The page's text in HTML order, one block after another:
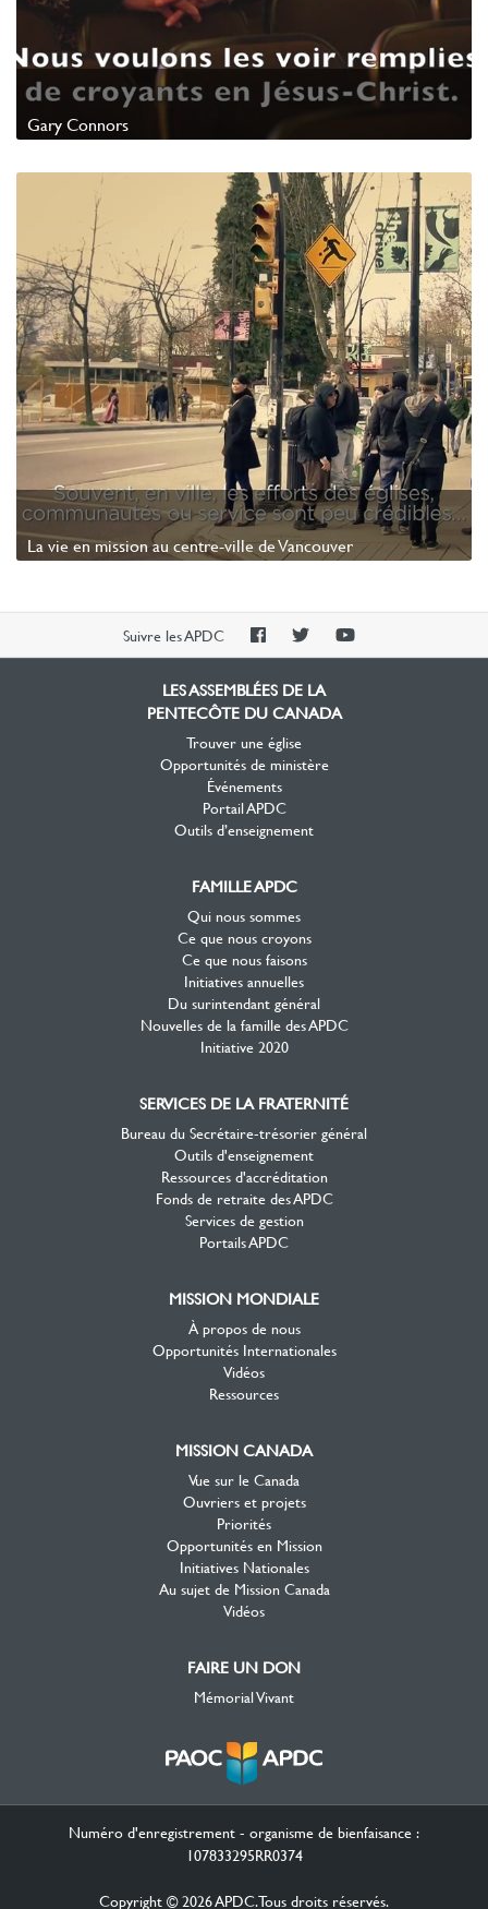
Gary Connors
La vie en mission au centre-ville de Vancouver
Suivre les APDC
PAOCPAOCPAOC
LES ASSEMBLÉES DE LA
PENTECÔTE DU CANADA
Trouver une église
Opportunités de ministère
Événements
Portail APDC
Outils d’enseignement
FAMILLE APDC
Qui nous sommes
Ce que nous croyons
Ce que nous faisons
Initiatives annuelles
Du surintendant général
Nouvelles de la famille des APDC
Initiative 2020
SERVICES DE LA FRATERNITÉ
Bureau du Secrétaire-trésorier général
Outils d'enseignement
Ressources d'accréditation
Fonds de retraite des APDC
Services de gestion
Portails APDC
MISSION MONDIALE
À propos de nous
Opportunités Internationales
Vidéos
Ressources
MISSION CANADA
Vue sur le Canada
Ouvriers et projets
Priorités
Opportunités en Mission
Initiatives Nationales
Au sujet de Mission Canada
Vidéos
FAIRE UN DON
Mémorial Vivant
Numéro d'enregistrement - organisme de bienfaisance :
107833295RR0374
Copyright © 2026 APDC. Tous droits réservés.